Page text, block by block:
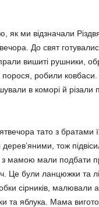
як ми відзначали
До свят
вишиті рушники,
ро­били ковбаси.
в коморі й різали
тато з братами
тож
мамою мали подба­ти
Це були ланцюжки та
сірників, малювали
та яблука. Мама